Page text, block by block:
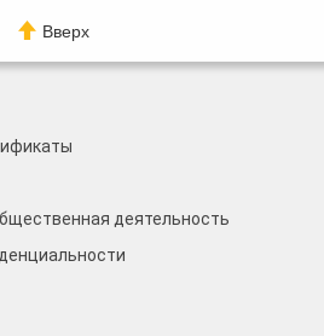
Вверх
деятельность